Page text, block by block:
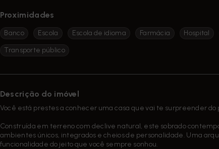
Proximidades
Banco Escola Escola de idioma Farmácia Hospital
Transporte público
Descrição do imóvel
Você está prestes a conhecer uma casa que vai te surpreender
Construída em terreno com declive natural, este sobrado
ambientes únicos, integrados e cheios de personalidade. Uma
funcionalidade do jeito que você sempre sonhou.